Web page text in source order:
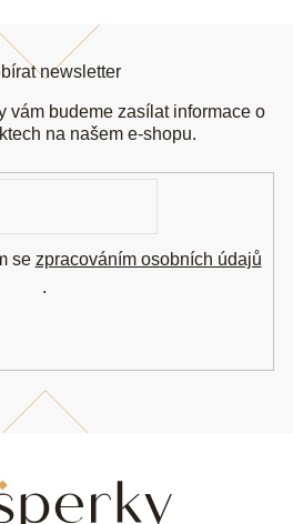
newsletter
vám budeme zasílat informace o
na našem e-shopu.
se zpracováním osobních údajů
.